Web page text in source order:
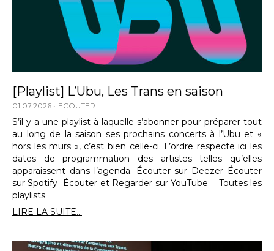
[Playlist] L’Ubu, Les Trans en saison
01.07.2026 ECOUTER
S’il y a une playlist à laquelle s’abonner pour préparer tout
au long de la saison ses prochains concerts à l’Ubu et «
hors les murs », c’est bien celle-ci. L’ordre respecte ici les
dates de programmation des artistes telles qu’elles
apparaissent dans l’agenda. Écouter sur Deezer Écouter
sur Spotify Écouter et Regarder sur YouTube Toutes les
playlists
LIRE LA SUITE...